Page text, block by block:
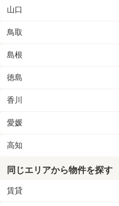
山口
鳥取
島根
徳島
香川
愛媛
高知
同じエリアから物件を探す
賃貸